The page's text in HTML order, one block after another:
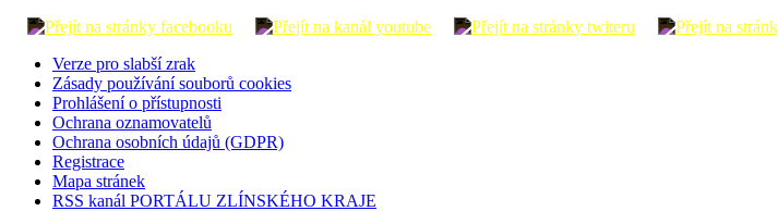
Verze pro slabší zrak
Zásady používání souborů cookies
Prohlášení o přístupnosti
Ochrana oznamovatelů
Ochrana osobních údajů (GDPR)
Registrace
Mapa stránek
RSS kanál PORTÁLU ZLÍNSKÉHO KRAJE